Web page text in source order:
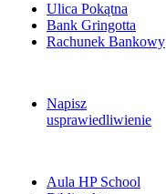
Ulica Pokątna
Bank Gringotta
Rachunek Bankowy
Napisz
usprawiedliwienie
Aula HP School